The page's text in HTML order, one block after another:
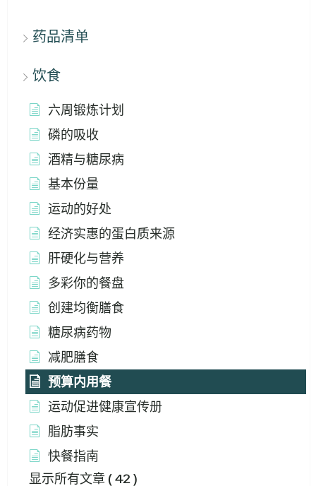
药品清单
饮食
六周锻炼计划
磷的吸收
酒精与糖尿病
基本份量
运动的好处
经济实惠的蛋白质来源
肝硬化与营养
多彩你的餐盘
创建均衡膳食
糖尿病药物
减肥膳食
预算内用餐
运动促进健康宣传册
脂肪事实
快餐指南
显示所有文章 ( 42 )